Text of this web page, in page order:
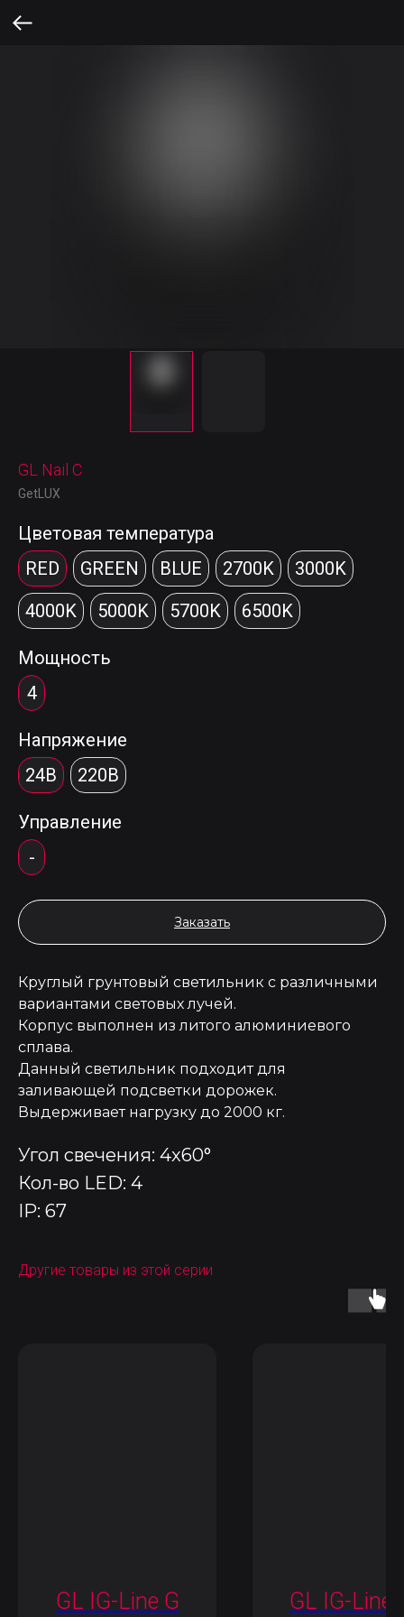
GL Nail С
GetLUX
Цветовая температура
RED
GREEN BLUE 2700K
3000K
4000K
5000K 5700K 6500K
Мощность
4
Напряжение
24В
220В
Управление
-
Заказать
Круглый грунтовый светильник с различными
вариантами световых лучей.
Корпус выполнен из литого алюминиевого
сплава.
Данный светильник подходит для
заливающей подсветки дорожек.
Выдерживает нагрузку до 2000 кг.
Угол свечения: 4x60°
Кол-во LED: 4
IP: 67
Другие товары из этой серии
GL IG-Line G GL IG-Line